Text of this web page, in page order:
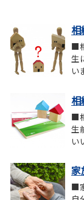
相
■
生
い
■
生
い
家
■